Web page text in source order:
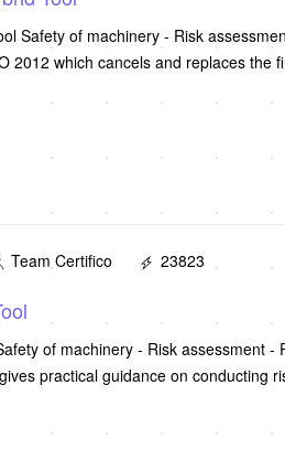
Safety of machinery - Risk
2012 which cancels and replaces the
Team Certifico 23823
of machinery - Risk assessment
practical guidance on conducting